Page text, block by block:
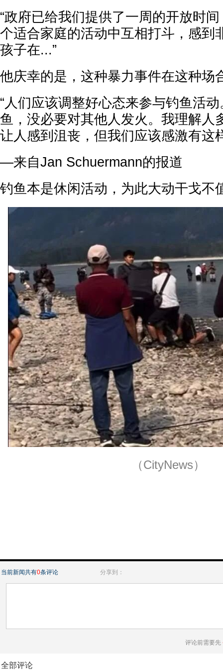
“政府已给我们提供了一周的开放时
个适合家庭的活动中互相打斗，感到
孩子在...”
他庆幸的是，这种暴力事件在这种场
“人们应该调整好心态来参与钓鱼活
鱼，没必要对其他人发火。我理解人
让人感到沮丧，但我们应该感激有这
—来自Jan Schuermann的报道
钓鱼本是休闲活动，为此大动干戈不
（CityNews）
当前新闻共有0条评论 分享到：
评论前需要先
全部评论